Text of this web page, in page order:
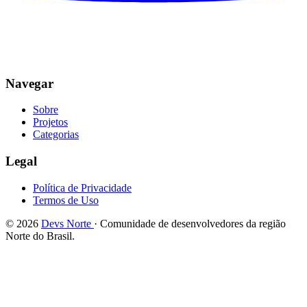
Navegar
Sobre
Projetos
Categorias
Legal
Política de Privacidade
Termos de Uso
© 2026 Devs Norte · Comunidade de desenvolvedores da região
Norte do Brasil.